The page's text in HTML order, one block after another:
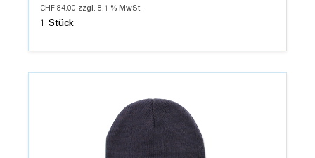
CHF 84.00 zzgl. 8.1 % MwSt.
1 Stück
Details